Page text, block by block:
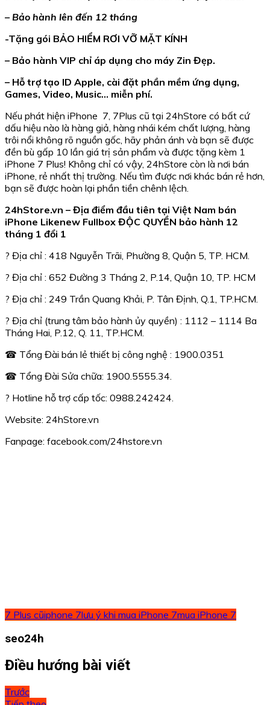
– Bảo hành lên đến 12 tháng
-Tặng gói BẢO HIỂM RƠI VỠ MẶT KÍNH
– Bảo hành VIP chỉ áp dụng cho máy Zin Đẹp.
– Hỗ trợ tạo ID Apple, cài đặt phần mềm ứng dụng,
Games, Video, Music… miễn phí.
Nếu phát hiện iPhone 7, 7Plus cũ tại 24hStore có bất cứ
dấu hiệu nào là hàng giả, hàng nhái kém chất lượng, hàng
trôi nổi không rõ nguồn gốc, hãy phản ánh và bạn sẽ được
đền bù gấp 10 lần giá trị sản phẩm và được tặng kèm 1
iPhone 7 Plus! Không chỉ có vậy, 24hStore còn là nơi bán
iPhone, rẻ nhất thị trường. Nếu tìm được nơi khác bán rẻ hơn,
bạn sẽ được hoàn lại phần tiền chênh lệch.
24hStore.vn – Địa điểm đầu tiên tại Việt Nam bán
iPhone Likenew Fullbox ĐỘC QUYỀN bảo hành 12
tháng 1 đổi 1
? Địa chỉ : 418 Nguyễn Trãi, Phường 8, Quận 5, TP. HCM.
? Địa chỉ : 652 Đường 3 Tháng 2, P.14, Quận 10, TP. HCM
? Địa chỉ : 249 Trần Quang Khải, P. Tân Định, Q.1, TP.HCM.
? Địa chỉ (trung tâm bảo hành ủy quyền) : 1112 – 1114 Ba
Tháng Hai, P.12, Q. 11, TP.HCM.
☎ Tổng Đài bán lẻ thiết bị công nghệ : 1900.0351
☎ Tổng Đài Sửa chữa: 1900.5555.34.
? Hotline hỗ trợ cấp tốc: 0988.242424.
Website: 24hStore.vn
Fanpage: facebook.com/24hstore.vn
7 Plus cũiphone 7lưu ý khi mua iPhone 7mua iPhone 7
seo24h
Điều hướng bài viết
Trước